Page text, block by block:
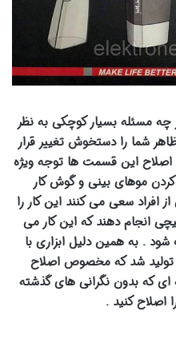
چه مسئله بسیار کوچکی به نظر
شما را دستخوش تغییر قرار
اصلاح این قسمت ها توجه ویژه
کردن موهای بینی و گوش کار
افراد سعی می کنند این کار را
انجام دهند که این کار می
. به همین دلیل ابزاری با
شد که مخصوص اصلاح
که بدون نگرانی های گذشته
اصلاح کنید .